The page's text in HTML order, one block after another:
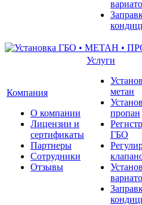
Компания
О компании
Лицензии и
сертификаты
Партнеры
Сотрудники
Отзывы
Услуги
метан
пропан
ГБО